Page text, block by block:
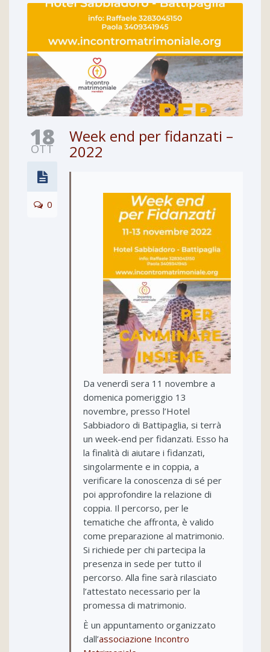
18
OTT
0
Week end per fidanzati –
2022
Da venerdì sera 11 novembre a
domenica pomeriggio 13
novembre, presso l’Hotel
Sabbiadoro di Battipaglia, si terrà
un week-end per fidanzati. Esso ha
la finalità di aiutare i fidanzati,
singolarmente e in coppia, a
verificare la conoscenza di sé per
poi approfondire la relazione di
coppia. Il percorso, per le
tematiche che affronta, è valido
come preparazione al matrimonio.
Si richiede per chi partecipa la
presenza in sede per tutto il
percorso. Alla fine sarà rilasciato
l’attestato necessario per la
promessa di matrimonio.
È un appuntamento organizzato
dall’associazione Incontro